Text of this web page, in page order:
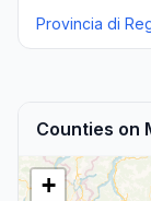
Provincia di
Counties on
+